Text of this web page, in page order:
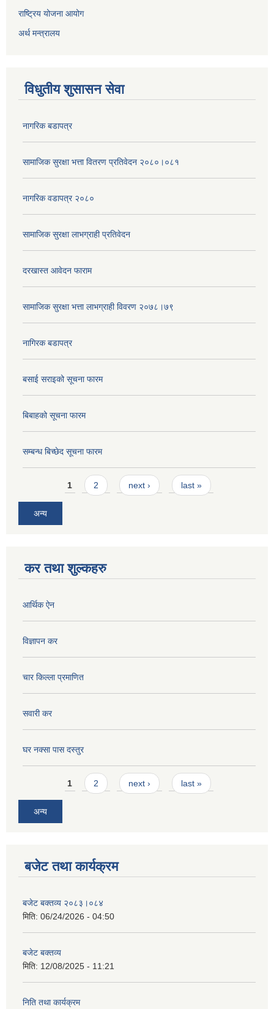
राष्ट्रिय योजना आयोग
अर्थ मन्त्रालय
विधुतीय शुसासन सेवा
नागरिक बडापत्र
सामाजिक सुरक्षा भत्ता वितरण प्रतिवेदन २०८०।०८१
नागरिक वडापत्र २०८०
सामाजिक सुरक्षा लाभग्राही प्रतिवेदन
दरखास्त आवेदन फाराम
सामाजिक सुरक्षा भत्ता लाभग्राही विवरण २०७८।७९
नागिरक बडापत्र
बसाई सराइको सूचना फारम
बिबाहको सूचना फारम
सम्बन्ध बिच्छेद सूचना फारम
Pages1 2 next › last »
अन्य
कर तथा शुल्कहरु
आर्थिक ऐन
विज्ञापन कर
चार किल्ला प्रमाणित
सवारी कर
घर नक्सा पास दस्तुर
Pages1 2 next › last »
अन्य
बजेट तथा कार्यक्रम
बजेट बक्तव्य २०८३।०८४
मिति: 06/24/2026 - 04:50
बजेट बक्तव्य
मिति: 12/08/2025 - 11:21
निति तथा कार्यक्रम